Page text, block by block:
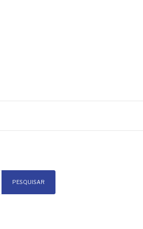
PESQUISAR